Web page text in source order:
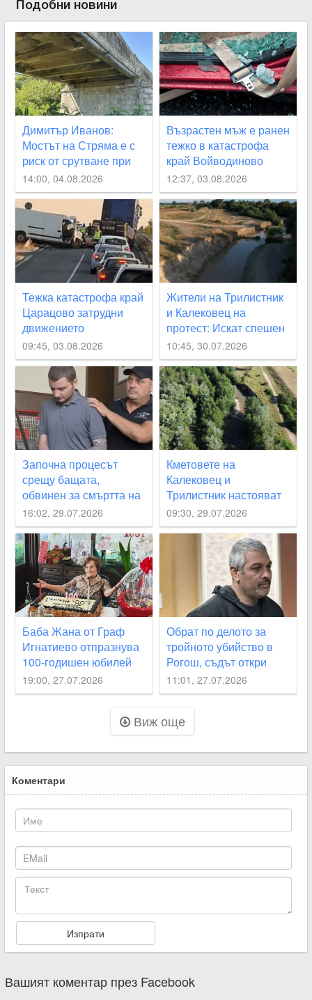
Подобни новини
Димитър Иванов:
Мостът на Стряма е с
риск от срутване при
наводнение
14:00, 04.08.2026
Възрастен мъж е ранен
тежко в катастрофа
край Войводиново
12:37, 03.08.2026
Тежка катастрофа край
Царацово затрудни
движението
09:45, 03.08.2026
Жители на Трилистник
и Калековец на
протест: Искат спешен
ремонт на дигите по
река Стряма
10:45, 30.07.2026
Започна процесът
срещу бащата,
обвинен за смъртта на
2-месечното си бебе
16:02, 29.07.2026
Кметовете на
Калековец и
Трилистник настояват
за спешно почистване
на река Стряма
09:30, 29.07.2026
Баба Жана от Граф
Игнатиево отпразнува
100-годишен юбилей
19:00, 27.07.2026
Обрат по делото за
тройното убийство в
Рогош, съдът откри
неясноти около
смъртта на две от
жертвите
11:01, 27.07.2026
Виж още
Коментари
Вашият коментар през Facebook